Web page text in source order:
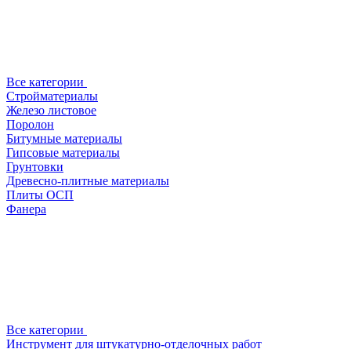
Все категории
Стройматериалы
Железо листовое
Поролон
Битумные материалы
Гипсовые материалы
Грунтовки
Древесно-плитные материалы
Плиты ОСП
Фанера
Все категории
Инструмент для штукатурно-отделочных работ